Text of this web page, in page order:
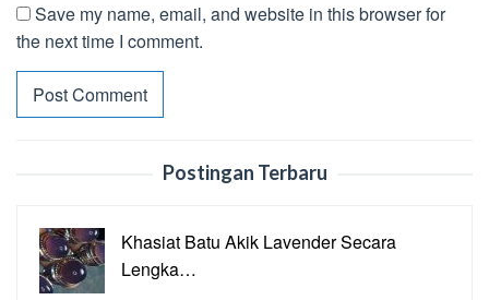
Save my name, email, and website in this browser for
the next time I comment.
Postingan Terbaru
Khasiat Batu Akik Lavender Secara
Lengka…